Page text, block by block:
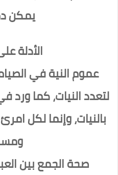
يمكن
الأدلة
عموم النية في
لتعدد النيات، كما ورد
بالنيات، وإنما لكل
صحة الجمع بين